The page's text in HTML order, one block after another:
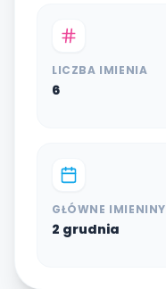
LICZBA IMIENIA
6
GŁÓWNE IMIENINY
2 grudnia